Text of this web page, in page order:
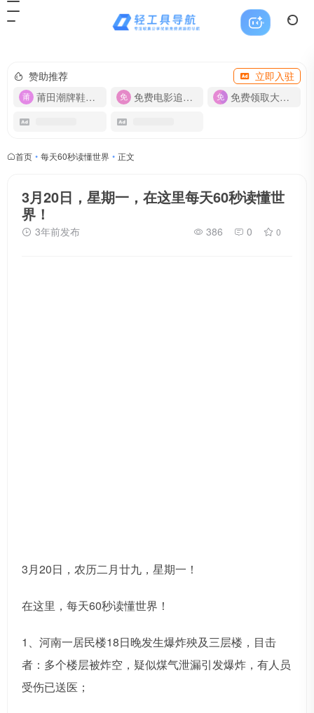
赞助推荐
立即入驻
莆田潮牌鞋服-货源
免费电影追剧APP 免费领取大流量卡【500G】
首页 • 每天60秒读懂世界 • 正文
3月20日，星期一，在这里每天60秒读懂世
界！
3年前发布 386 0 0
3月20日，农历二月廿九，星期一！
在这里，每天60秒读懂世界！
1、河南一居民楼18日晚发生爆炸殃及三层楼，目击
者：多个楼层被炸空，疑似煤气泄漏引发爆炸，有人员
受伤已送医；